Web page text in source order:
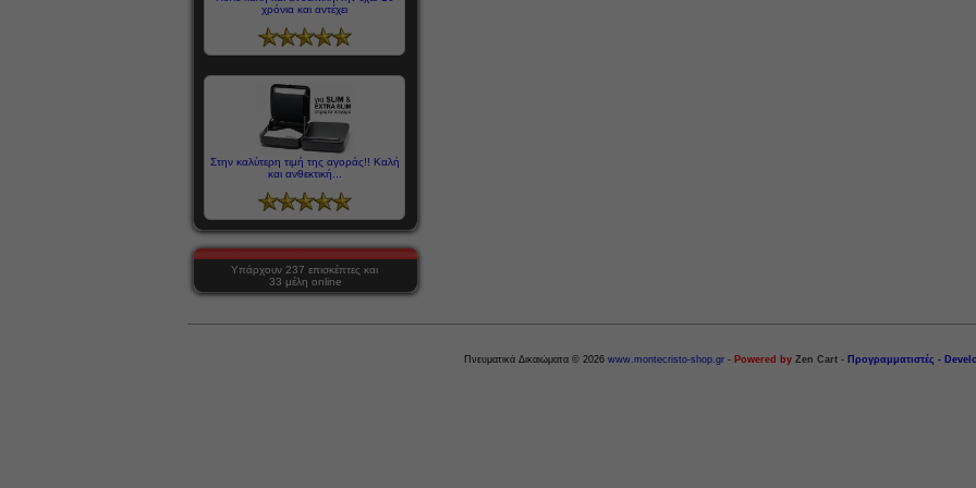
χρόνια και αντέχει
Στην καλύτερη τιμή της αγοράς!! Καλή
και ανθεκτική...
Υπάρχουν 237 επισκέπτες και
33 μέλη online
Πνευματικά Δικαιώματα © 2026 www.montecristo-shop.gr - Powered by Zen Cart - Προγραμματιστές -